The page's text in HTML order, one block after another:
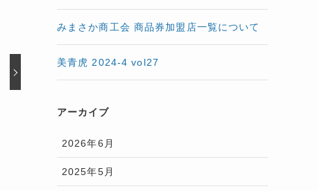
みまさか商工会 商品券加盟店一覧について
美青虎 2024-4 vol27
アーカイブ
2026年6月
2025年5月